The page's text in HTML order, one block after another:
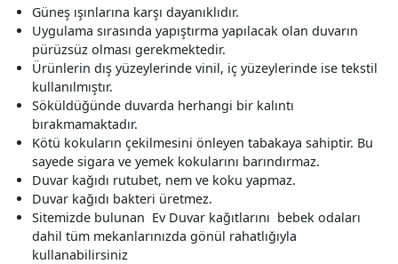
Güneş ışınlarına karşı dayanıklıdır.
Uygulama sırasında yapıştırma yapılacak olan duvarın
pürüzsüz olması gerekmektedir.
Ürünlerin dış yüzeylerinde vinil, iç yüzeylerinde ise tekstil
kullanılmıştır.
Söküldüğünde duvarda herhangi bir kalıntı
bırakmamaktadır.
Kötü kokuların çekilmesini önleyen tabakaya sahiptir. Bu
sayede sigara ve yemek kokularını barındırmaz.
Duvar kağıdı rutubet, nem ve koku yapmaz.
Duvar kağıdı bakteri üretmez.
Sitemizde bulunan Ev Duvar kağıtlarını bebek odaları
dahil tüm mekanlarınızda gönül rahatlığıyla
kullanabilirsiniz